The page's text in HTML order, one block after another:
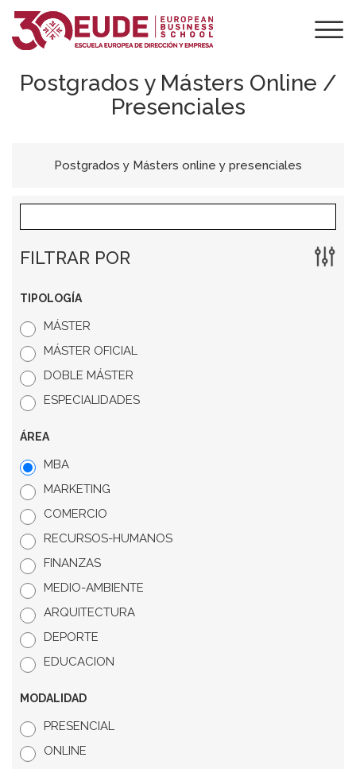
Postgrados y Másters Online /
Presenciales
Postgrados y Másters online y presenciales
FILTRAR POR
TIPOLOGÍA
MÁSTER
MÁSTER OFICIAL
DOBLE MÁSTER
ESPECIALIDADES
ÁREA
MBA
MARKETING
COMERCIO
RECURSOS-HUMANOS
FINANZAS
MEDIO-AMBIENTE
ARQUITECTURA
DEPORTE
EDUCACION
MODALIDAD
PRESENCIAL
ONLINE